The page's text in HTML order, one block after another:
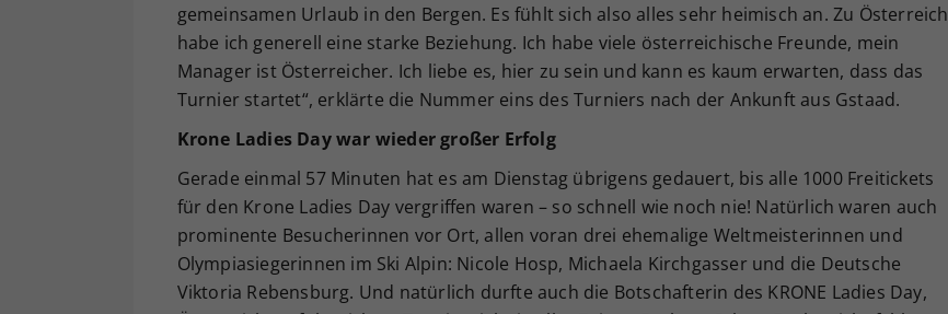
gemeinsamen Urlaub in den Bergen. Es fühlt sich also alles sehr heimisch an. Zu Österreich
habe ich generell eine starke Beziehung. Ich habe viele österreichische Freunde, mein
Manager ist Österreicher. Ich liebe es, hier zu sein und kann es kaum erwarten, dass das
Turnier startet“, erklärte die Nummer eins des Turniers nach der Ankunft aus Gstaad.
Krone Ladies Day war wieder großer Erfolg
Gerade einmal 57 Minuten hat es am Dienstag übrigens gedauert, bis alle 1000 Freitickets
für den Krone Ladies Day vergriffen waren – so schnell wie noch nie! Natürlich waren auch
prominente Besucherinnen vor Ort, allen voran drei ehemalige Weltmeisterinnen und
Olympiasiegerinnen im Ski Alpin: Nicole Hosp, Michaela Kirchgasser und die Deutsche
Viktoria Rebensburg. Und natürlich durfte auch die Botschafterin des KRONE Ladies Day,